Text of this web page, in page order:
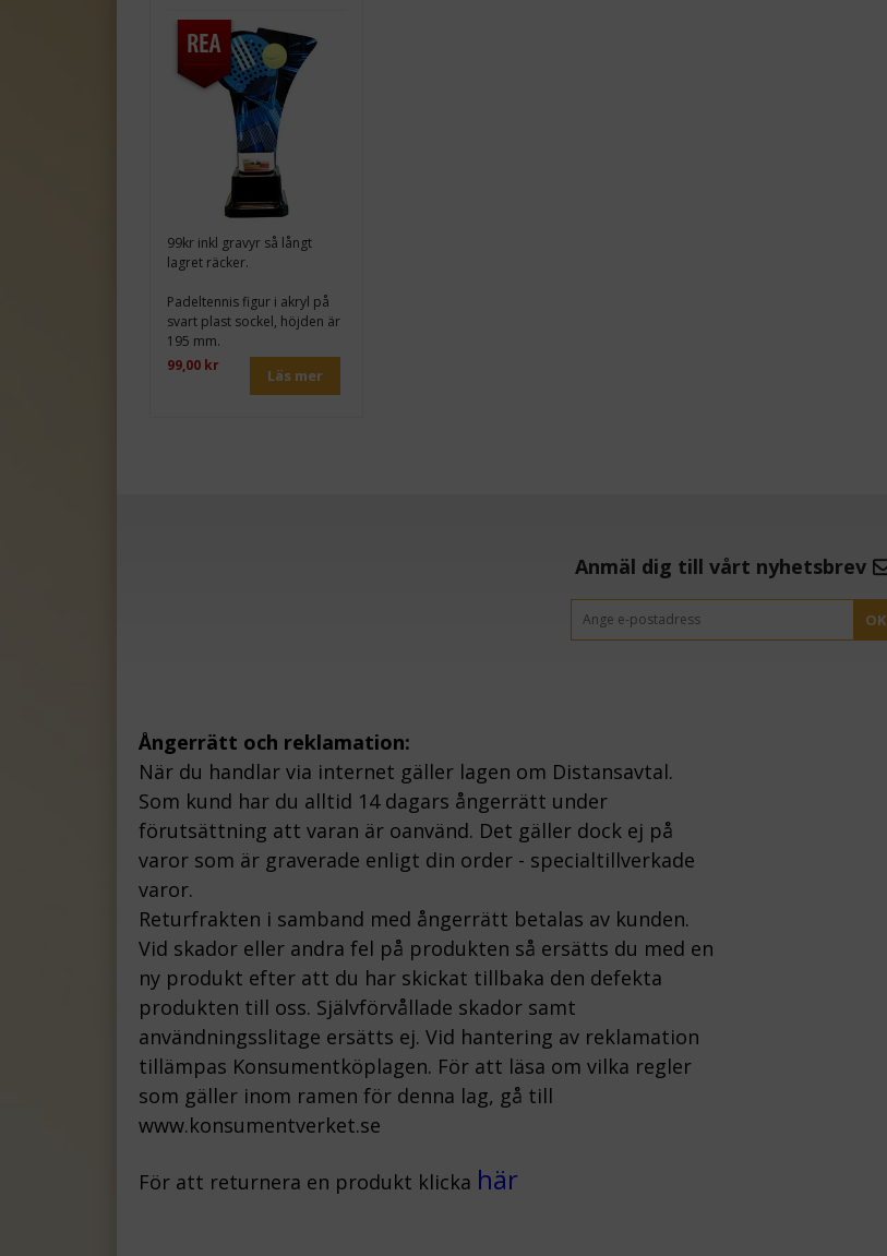
99kr inkl gravyr så långt
lagret räcker.
Padeltennis figur i akryl på
svart plast sockel, höjden är
195 mm.
99,00 kr
Läs mer
Anmäl dig till vårt nyhetsbrev
OK
Ångerrätt och reklamation:
När du handlar via internet gäller lagen om Distansavtal.
Som kund har du alltid 14 dagars ångerrätt under
förutsättning att varan är oanvänd. Det gäller dock ej på
varor som är graverade enligt din order - specialtillverkade
varor.
Returfrakten i samband med ångerrätt betalas av kunden.
Vid skador eller andra fel på produkten så ersätts du med en
ny produkt efter att du har skickat tillbaka den defekta
produkten till oss. Självförvållade skador samt
användningsslitage ersätts ej. Vid hantering av reklamation
tillämpas Konsumentköplagen. För att läsa om vilka regler
som gäller inom ramen för denna lag, gå till
www.konsumentverket.se
För att returnera en produkt klicka här